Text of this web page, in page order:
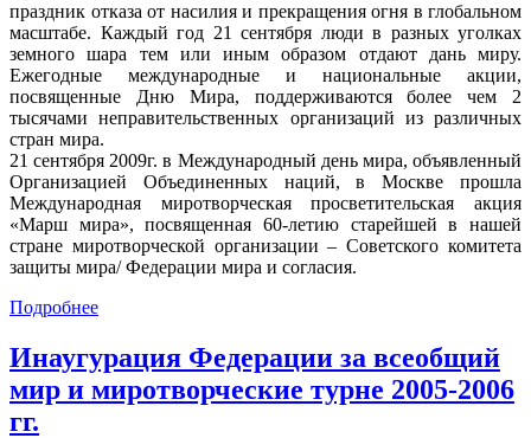
праздник отказа от насилия и прекращения огня в глобальном
масштабе. Каждый год 21 сентября люди в разных уголках
земного шара тем или иным образом отдают дань миру.
Ежегодные международные и национальные акции,
посвященные Дню Мира, поддерживаются более чем 2
тысячами неправительственных организаций из различных
стран мира.
21 сентября 2009г. в Международный день мира, объявленный
Организацией Объединенных наций, в Москве прошла
Международная миротворческая просветительская акция
«Марш мира», посвященная 60-летию старейшей в нашей
стране миротворческой организации – Советского комитета
защиты мира/ Федерации мира и согласия.
Подробнее
Инаугурация Федерации за всеобщий
мир и миротворческие турне 2005-2006
гг.